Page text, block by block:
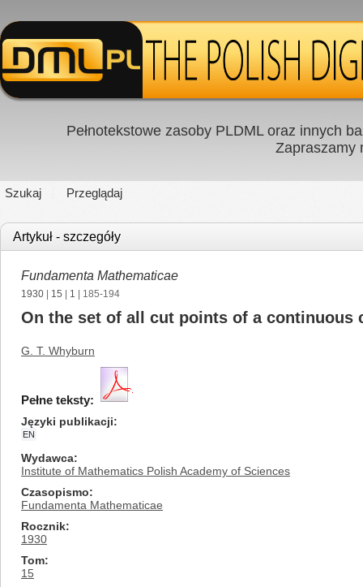
Pełnotekstowe zasoby PLDML oraz innych
Zapraszamy
Szukaj Przeglądaj
Artykuł - szczegóły
Fundamenta Mathematicae
1930 15 1 | 185-194
On the set of all cut points of a continuous
G. T. Whyburn
Pełne teksty:
Języki publikacji
EN
Wydawca
Institute of Mathematics Polish Academy of Sciences
Czasopismo
Fundamenta Mathematicae
Rocznik
1930
Tom
15